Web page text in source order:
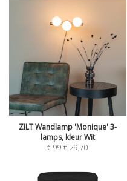
ZILT Wandlamp 'Monique' 3-
lamps, kleur Wit
€99€29,70